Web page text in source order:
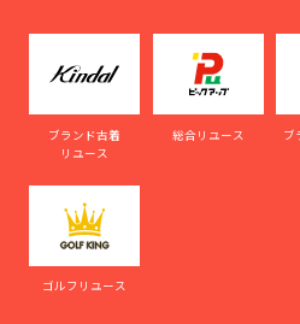
ブランド古着
リユース
総合リユース
ブ
ゴルフリユース